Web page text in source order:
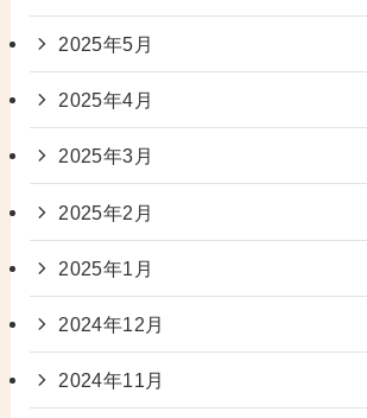
2025年5月
2025年4月
2025年3月
2025年2月
2025年1月
2024年12月
2024年11月